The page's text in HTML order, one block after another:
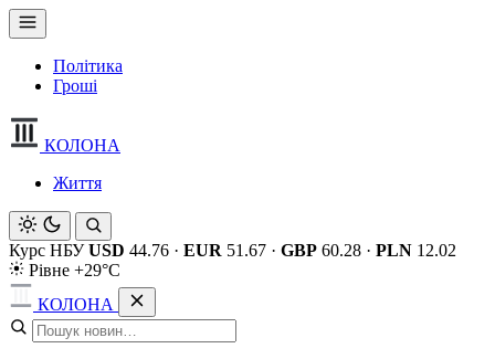
Політика
Гроші
КОЛОНА
Життя
Курс НБУ USD 44.76 · EUR 51.67 · GBP 60.28 · PLN 12.02
Рівне +29°C
КОЛОНА